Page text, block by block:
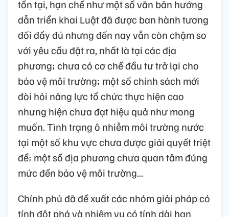
tồn tại, hạn chế như một số văn bản hướng
dẫn triển khai Luật đã được ban hành tương
đối đầy đủ nhưng đến nay vẫn còn chậm so
với yêu cầu đặt ra, nhất là tại các địa
phương; chưa có cơ chế đầu tư trở lại cho
bảo vệ môi trường; một số chính sách mới
đòi hỏi năng lực tổ chức thực hiện cao
nhưng hiện chưa đạt hiệu quả như mong
muốn. Tình trạng ô nhiễm môi trường nước
tại một số khu vực chưa được giải quyết triệt
để; một số địa phương chưa quan tâm đúng
mức đến bảo vệ môi trường...
Chính phủ đã đề xuất các nhóm giải pháp có
tính đột phá và nhiệm vụ có tính dài hạn